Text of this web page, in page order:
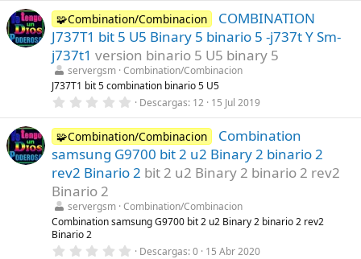
s
)
0
0
e
s
t
r
e
l
a
(
s
)
🧩Combination/Combinacion
COMBINATION
J737T1 bit 5 U5 Binary 5 binario 5 -j737t Y Sm-
j737t1 version binario 5 U5 binary 5
servergsm Combination/Combinacion
J737T1 bit 5 combination binario 5 U5
0
0
0
e
s
t
r
l
l
a
s
Descargas 12 15 Jul 2019
🧩Combination/Combinacion
Combination
samsung G9700 bit 2 u2 Binary 2 binario 2
rev2 Binario 2 bit 2 u2 Binary 2 binario 2 rev2
Binario 2
servergsm Combination/Combinacion
Combination samsung G9700 bit 2 u2 Binary 2 binario 2 rev2
Binario 2
0 Descargas 0 15 Abr 2020